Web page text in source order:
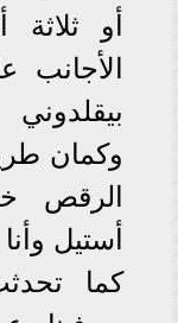
أو
الأجانب
وكمان
الرقص
أستيل
كما